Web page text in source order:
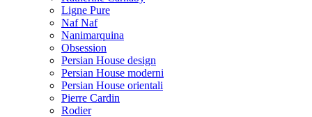
Ligne Pure
Naf Naf
Nanimarquina
Obsession
Persian House design
Persian House moderni
Persian House orientali
Pierre Cardin
Rodier